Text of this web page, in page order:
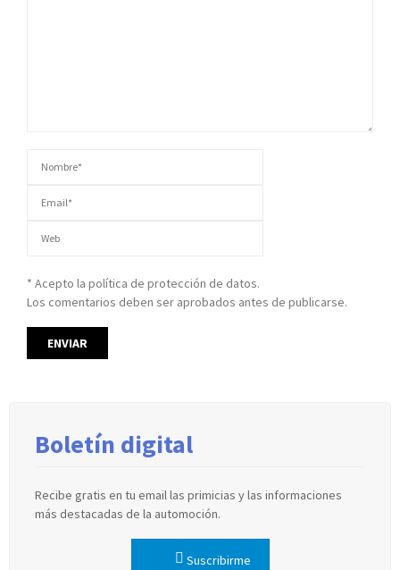
* Acepto la política de protección de datos.
Los comentarios deben ser aprobados antes de publicarse.
Boletín digital
Recibe gratis en tu email las primicias y las informaciones
más destacadas de la automoción.
Suscribirme